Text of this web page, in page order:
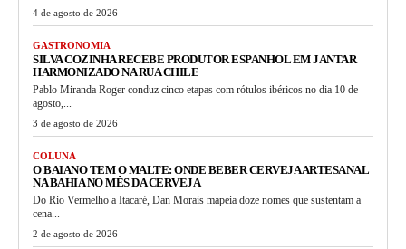
4 de agosto de 2026
GASTRONOMIA
SILVA COZINHA RECEBE PRODUTOR ESPANHOL EM JANTAR
HARMONIZADO NA RUA CHILE
Pablo Miranda Roger conduz cinco etapas com rótulos ibéricos no dia 10 de
agosto,...
3 de agosto de 2026
COLUNA
O BAIANO TEM O MALTE: ONDE BEBER CERVEJA ARTESANAL
NA BAHIA NO MÊS DA CERVEJA
Do Rio Vermelho a Itacaré, Dan Morais mapeia doze nomes que sustentam a
cena...
2 de agosto de 2026